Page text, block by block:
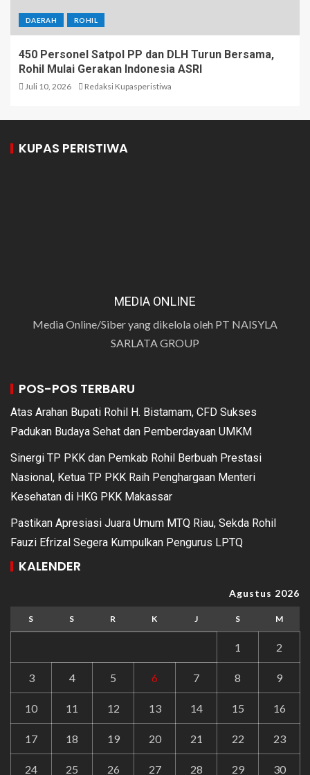
DAERAH ROHIL
450 Personel Satpol PP dan DLH Turun Bersama,
Rohil Mulai Gerakan Indonesia ASRI
Juli 10, 2026 Redaksi Kupasperistiwa
KUPAS PERISTIWA
MEDIA ONLINE
Media Online/Siber yang dikelola oleh PT NAISYLA
SARLATA GROUP
POS-POS TERBARU
Atas Arahan Bupati Rohil H. Bistamam, CFD Sukses
Padukan Budaya Sehat dan Pemberdayaan UMKM
Sinergi TP PKK dan Pemkab Rohil Berbuah Prestasi
Nasional, Ketua TP PKK Raih Penghargaan Menteri
Kesehatan di HKG PKK Makassar
Pastikan Apresiasi Juara Umum MTQ Riau, Sekda Rohil
Fauzi Efrizal Segera Kumpulkan Pengurus LPTQ
KALENDER
Agustus 2026
S S R K J S M
1 2
3 4 5 6 7 8 9
10 11 12 13 14 15 16
17 18 19 20 21 22 23
24 25 26 27 28 29 30